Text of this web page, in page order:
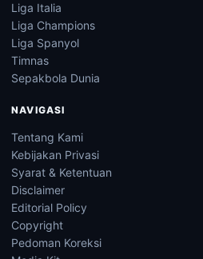
Liga Italia
Liga Champions
Liga Spanyol
Timnas
Sepakbola Dunia
NAVIGASI
Tentang Kami
Kebijakan Privasi
Syarat & Ketentuan
Disclaimer
Editorial Policy
Copyright
Pedoman Koreksi